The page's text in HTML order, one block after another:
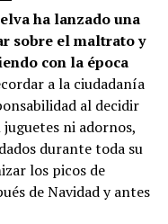
ha lanzado una
sobre el maltrato y
con la época
a la ciudadanía
al decidir
ni adornos,
durante toda su
los picos de
de Navidad y antes